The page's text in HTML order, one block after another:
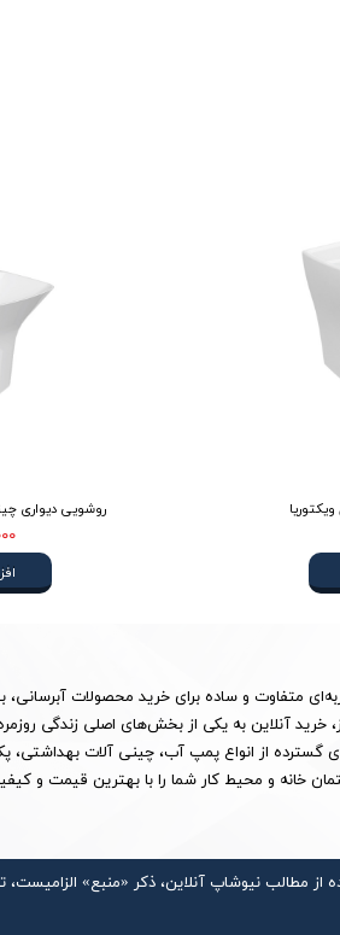
روشویی دیواری چینی کرد
از مطالب نیوشاپ آنلاین، ذکر «منبع»
متفاوت و ساده برای خرید محصولات
خرید آنلاین به یکی از بخش‌های اصلی زندگی
گسترده از انواع پمپ آب، چینی آلات
خانه و محیط کار شما را با بهترین قیمت و